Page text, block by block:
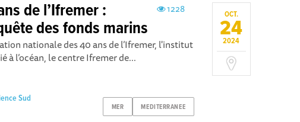
OCT.
24
2024
1228
de l’Ifremer :
des fonds marins
nationale des 40 ans de l’Ifremer, l'institut
à l’océan, le centre Ifremer de...
MER MEDITERRANEE
Sud